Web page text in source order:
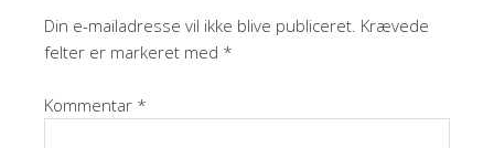
Din e-mailadresse vil ikke blive publiceret. Krævede
felter er markeret med *
Kommentar *